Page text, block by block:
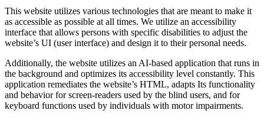
This website utilizes various technologies that are meant to make it
as accessible as possible at all times. We utilize an accessibility
interface that allows persons with specific disabilities to adjust the
website’s UI (user interface) and design it to their personal needs.
Additionally, the website utilizes an AI-based application that runs in
the background and optimizes its accessibility level constantly. This
application remediates the website’s HTML, adapts Its functionality
and behavior for screen-readers used by the blind users, and for
keyboard functions used by individuals with motor impairments.